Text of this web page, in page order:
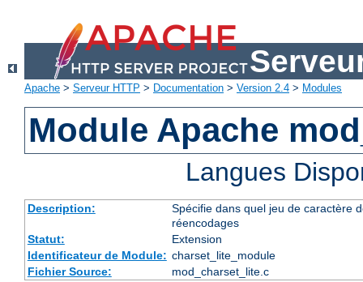
Apache > Serveur HTTP > Documentation > Version 2.4 > Modules
Module Apache
Langues
Description:
Spécifie dans quel jeu de caractère
réencodages
Statut:
Extension
Identificateur de Module: charset_lite_module
Fichier Source:
mod_charset_lite.c